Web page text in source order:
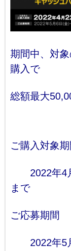
期間中、対
購入で
総額最大
ご購入対象期
2022年4月
まで
ご応募期間
2022年5月